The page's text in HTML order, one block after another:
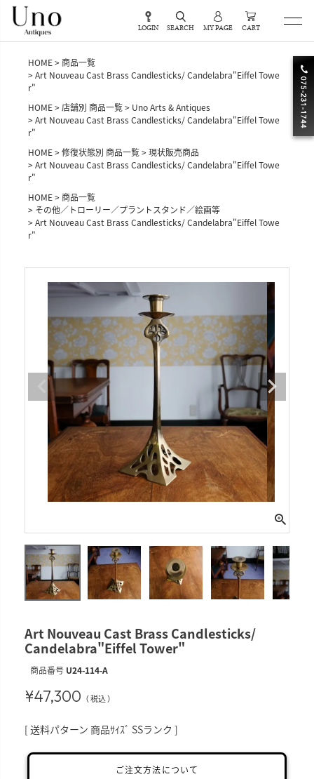
LOGIN SEARCH MY PAGE CART
HOME
商品一覧
Art Nouveau Cast Brass Candlesticks/ Candelabra"Eiffel Towe
r"
HOME
店舗別 商品一覧
Uno Arts & Antiques
Art Nouveau Cast Brass Candlesticks/ Candelabra"Eiffel Towe
r"
HOME
修復状態別 商品一覧
現状販売商品
Art Nouveau Cast Brass Candlesticks/ Candelabra"Eiffel Towe
r"
HOME
商品一覧
その他／トローリー／プラントスタンド／絵画等
Art Nouveau Cast Brass Candlesticks/ Candelabra"Eiffel Towe
r"
Art Nouveau Cast Brass Candlesticks/
Candelabra"Eiffel Tower"
商品番号 U24-114-A
¥47,300 税込
送料パターン 商品ｻｲｽﾞ SSランク
ご注文方法について